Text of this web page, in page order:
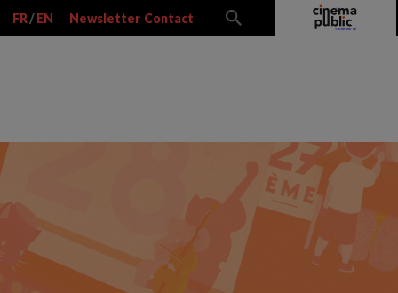
FR / EN Newsletter Contact